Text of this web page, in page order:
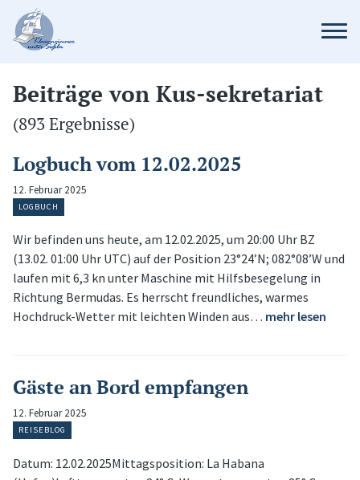
Beiträge von Kus-sekretariat
(893 Ergebnisse)
Logbuch vom 12.02.2025
12. Februar 2025
LOGBUCH
Wir befinden uns heute, am 12.02.2025, um 20:00 Uhr BZ
(13.02. 01:00 Uhr UTC) auf der Position 23°24’N; 082°08’W und
laufen mit 6,3 kn unter Maschine mit Hilfsbesegelung in
Richtung Bermudas. Es herrscht freundliches, warmes
Hochdruck-Wetter mit leichten Winden aus… mehr lesen
Gäste an Bord empfangen
12. Februar 2025
REISEBLOG
Datum: 12.02.2025Mittagsposition: La Habana